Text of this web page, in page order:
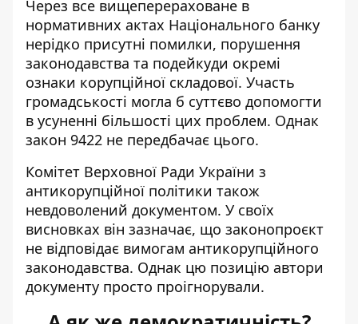
Через все вищеперераховане в
нормативних актах Національного банку
нерідко присутні помилки, порушення
законодавства та подейкуди окремі
ознаки корупційної складової. Участь
громадськості могла б суттєво допомогти
в усуненні більшості цих проблем. Однак
закон 9422 не передбачає цього.
Комітет Верховної Ради України з
антикорупційної політики також
невдоволений документом. У своїх
висновках він зазначає, що законопроєкт
не відповідає вимогам антикорупційного
законодавства. Однак цю позицію автори
документу просто проігнорували.